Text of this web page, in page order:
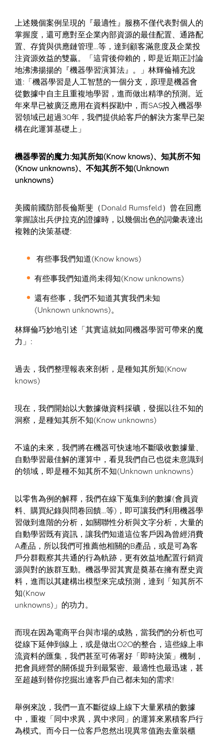
上述幾個案例呈現的『最適性』服務不僅代表對個人的
掌握度，還可應對至企業內部資源的最佳配置、通路配
置、存貨與供應鏈管理…等，達到顧客滿意度及企業投
注資源效益的雙贏。「這背後仰賴的，即是近期正討論
地沸沸揚揚的『機器學習演算法』。」林輝倫補充說
道:「機器學習是人工智慧的一個分支，原理是機器會
從數據中自主且重複地學習，進而做出精準的預測。近
年來早已被廣泛應用在資料探勘中，而SAS投入機器學
習領域已超過30年，我們提供給客戶的解決方案早已架
構在此運算基礎上」
機器學習的魔力:知其所知(Know knows)、知其所不知
(Know unknowns)、不知其所不知(Unknown
unknowns)
美國前國防部長倫斯斐（Donald Rumsfeld）曾在回應
掌握該出兵伊拉克的證據時，以幾個出色的詞彙表達出
複雜的決策基礎:
有些事我們知道(Know knows)
有些事我們知道尚未得知(Know unknowns)
還有些事，我們不知道其實我們未知
(Unknown unknowns)。
林輝倫巧妙地引述「其實這就如同機器學習可帶來的魔
力」:
過去，我們整理報表來剖析，是種知其所知(Know
knows)
現在，我們開始以大數據做資料採礦，發掘以往不知的
洞察，是種知其所不知(Know unknowns)
不遠的未來，我們將在機器可快速地不斷吸收數據量、
自動學習最佳解的運算中，看見我們自己也從未意識到
的領域，即是種不知其所不知(Unknown unknowns)
以零售為例的解釋，我們在線下蒐集到的數據(會員資
料、購買紀錄與問卷回饋…等)，即可讓我們利用機器學
習做到進階的分析，如關聯性分析與文字分析，大量的
自動學習既有資訊，讓我們知道這位客戶因為曾經消費
A產品，所以我們可推薦他相關的B產品，或是可為客
戶分群觀察其共通的行為軌跡，更有效益地配置行銷資
源與對的族群互動。機器學習其實是奠基在擁有歷史資
料，進而以其建構出模型來完成預測，達到「知其所不
知(Know
unknowns)」的功力。
而現在因為電商平台與市場的成熟，當我們的分析也可
從線下延伸到線上，或是做出O2O的整合，這些線上串
流資料的匯集，我們甚至可佈署好「即時決策」機制，
把會員經營的關係提升到最緊密、最適性也最迅速，甚
至超越到替你挖掘出連客戶自己都未知的需求!
舉例來說，我們一直不斷從線上線下大量累積的數據
中，重複「同中求異，異中求同」的運算來累積客戶行
為模式。而今日一位客戶忽然出現異常值跑去童裝櫃